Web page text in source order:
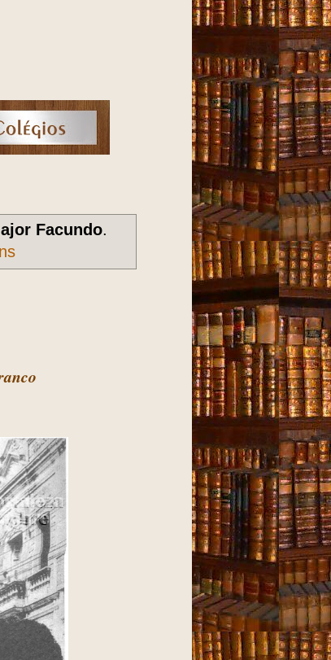
Facundo.